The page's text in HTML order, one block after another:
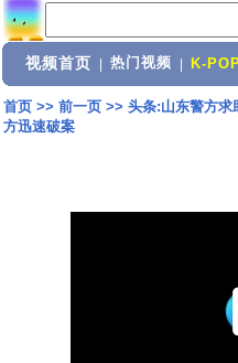
视频首页 热门视频 K-
首页>> 前一页>> 头条:山东警方求
方迅速破案